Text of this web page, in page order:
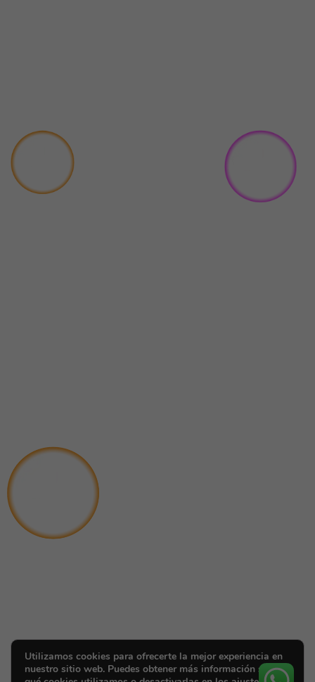
Utilizamos cookies para ofrecerte la mejor experiencia en
nuestro sitio web. Puedes obtener más información sobre